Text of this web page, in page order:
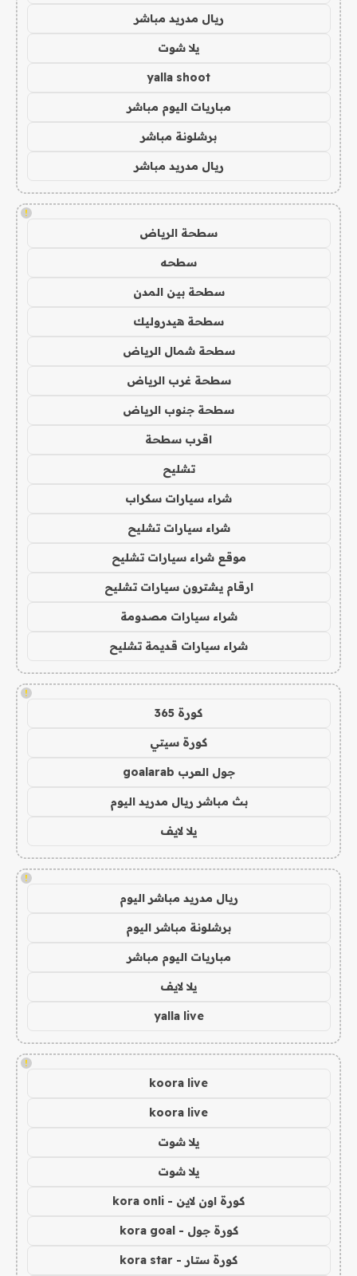
ريال مدريد مباشر
يلا شوت
yalla shoot
مباريات اليوم مباشر
برشلونة مباشر
ريال مدريد مباشر
!
سطحة الرياض
سطحه
سطحة بين المدن
سطحة هيدروليك
سطحة شمال الرياض
سطحة غرب الرياض
سطحة جنوب الرياض
اقرب سطحة
تشليح
شراء سيارات سكراب
شراء سيارات تشليح
موقع شراء سيارات تشليح
ارقام يشترون سيارات تشليح
شراء سيارات مصدومة
شراء سيارات قديمة تشليح
!
كورة 365
كورة سيتي
جول العرب goalarab
بث مباشر ريال مدريد اليوم
يلا لايف
!
ريال مدريد مباشر اليوم
برشلونة مباشر اليوم
مباريات اليوم مباشر
يلا لايف
yalla live
!
koora live
koora live
يلا شوت
يلا شوت
كورة اون لاين - kora onli
كورة جول - kora goal
كورة ستار - kora star